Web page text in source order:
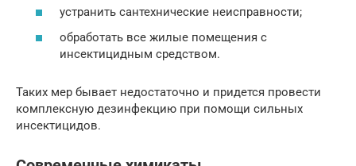
устранить сантехнические неисправности;
обработать все жилые помещения с
инсектицидным средством.
Таких мер бывает недостаточно и придется провести
комплексную дезинфекцию при помощи сильных
инсектицидов.